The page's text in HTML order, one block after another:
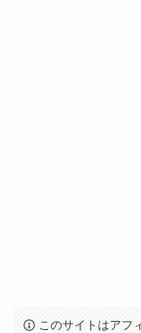
このサイトはアフ